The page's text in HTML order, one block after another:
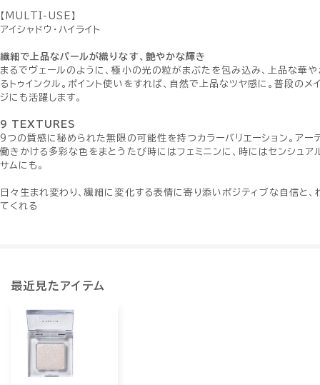
【MULTI-USE】
アイシャドウ・ハイライト
繊細で上品なパールが織りなす、艶やかな輝き
まるでヴェールのように、極小の光の粒がまぶたを包み込み、上品な華
るトゥインクル。ポイント使いをすれば、自然で上品なツヤ感に。普段のメ
ジにも活躍します。
9 TEXTURES
9つの質感に秘められた無限の可能性を持つカラーバリエーション。アー
働きかける多彩な色をまとうたび時にはフェミニンに、時にはセンシュア
サムにも。
日々生まれ変わり、繊細に変化する表情に寄り添いポジティブな自信と、
てくれる
最近見たアイテム